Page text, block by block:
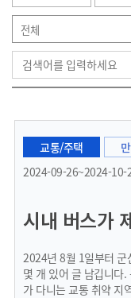
홈
으
로
이
교통/주택
2024-09-26~2024-10-
2024년 8월 1일부터 군
몇 개 있어 글 남깁니다
가 다니는 교통 취약 지